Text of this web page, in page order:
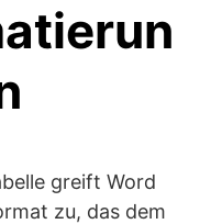
greift Word
zu, das dem